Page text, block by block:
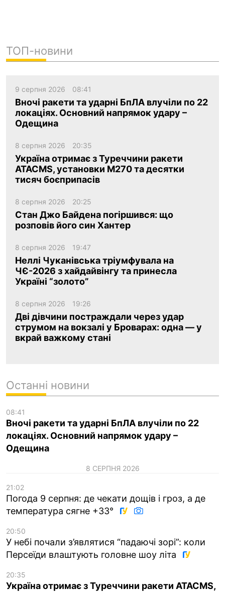
ТОП-новини
9 серпня 2026 08:41
Вночі ракети та ударні БпЛА влучіли по 22
локаціях. Основний напрямок удару –
Одещина
8 серпня 2026 20:35
Україна отримає з Туреччини ракети
ATACMS, установки M270 та десятки
тисяч боєприпасів
8 серпня 2026 20:25
Стан Джо Байдена погіршився: що
розповів його син Хантер
8 серпня 2026 19:47
Неллі Чуканівська тріумфувала на
ЧЄ-2026 з хайдайвінгу та принесла
Україні “золото”
8 серпня 2026 19:26
Дві дівчини постраждали через удар
струмом на вокзалі у Броварах: одна — у
вкрай важкому стані
Останні новини
08:41
Вночі ракети та ударні БпЛА влучіли по 22
локаціях. Основний напрямок удару –
Одещина
8 СЕРПНЯ 2026
21:02
Погода 9 серпня: де чекати дощів і гроз, а де
температура сягне +33°
20:50
У небі почали з’являтися “падаючі зорі”: коли
Персеїди влаштують головне шоу літа
20:35
Україна отримає з Туреччини ракети ATACMS,